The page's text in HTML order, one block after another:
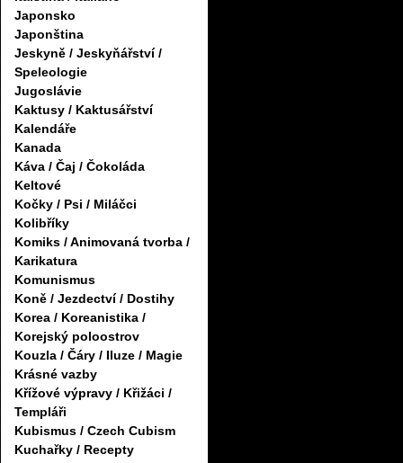
Japonsko
Japonština
Jeskyně / Jeskyňářství /
Speleologie
Jugoslávie
Kaktusy / Kaktusářství
Kalendáře
Kanada
Káva / Čaj / Čokoláda
Keltové
Kočky / Psi / Miláčci
Kolibříky
Komiks / Animovaná tvorba /
Karikatura
Komunismus
Koně / Jezdectví / Dostihy
Korea / Koreanistika /
Korejský poloostrov
Kouzla / Čáry / Iluze / Magie
Krásné vazby
Křížové výpravy / Křižáci /
Templáři
Kubismus / Czech Cubism
Kuchařky / Recepty